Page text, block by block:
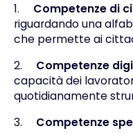
1. Competenze di
riguardando una
che permette ai
2. Competenze
capacità dei
quotidianamente
3. Competenze